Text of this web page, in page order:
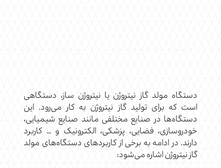
دستگاه مولد گاز نیتروژن یا نیتروژن ساز، دستگاهی
است که برای تولید گاز نیتروژن به کار می‌رود. این
دستگاه‌ها در صنایع مختلفی مانند صنایع شیمیایی،
خودروسازی، فضایی، پزشکی، الکترونیک و … کاربرد
دارند. در ادامه به برخی از کاربردهای دستگاه‌های مولد
گاز نیتروژن اشاره می‌شود: